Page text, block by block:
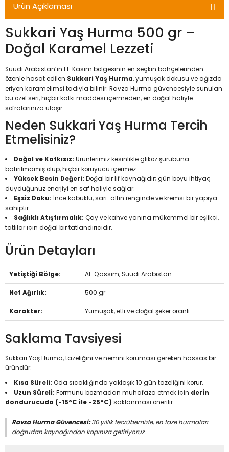
Ürün Açıklaması
Sukkari Yaş Hurma 500 gr –
Doğal Karamel Lezzeti
Suudi Arabistan’ın El-Kasım bölgesinin en seçkin bahçelerinden
özenle hasat edilen Sukkari Yaş Hurma, yumuşak dokusu ve ağızda
eriyen karamelimsi tadıyla bilinir. Ravza Hurma güvencesiyle sunulan
bu özel seri, hiçbir katkı maddesi içermeden, en doğal haliyle
sofralarınıza ulaşır.
Neden Sukkari Yaş Hurma Tercih
Etmelisiniz?
Doğal ve Katkısız: Ürünlerimiz kesinlikle glikoz şurubuna
batırılmamış olup, hiçbir koruyucu içermez.
Yüksek Besin Değeri: Doğal bir lif kaynağıdır; gün boyu ihtiyaç
duyduğunuz enerjiyi en saf haliyle sağlar.
Eşsiz Doku: İnce kabuklu, sarı-altın renginde ve kremsi bir yapıya
sahiptir.
Sağlıklı Atıştırmalık: Çay ve kahve yanına mükemmel bir eşlikçi,
tatlılar için doğal bir tatlandırıcıdır.
Ürün Detayları
Yetiştiği Bölge: Al-Qassım, Suudi Arabistan
Net Ağırlık: 500 gr
Karakter: Yumuşak, etli ve doğal şeker oranlı
Saklama Tavsiyesi
Sukkari Yaş Hurma, tazeliğini ve nemini koruması gereken hassas bir
üründür:
Kısa Süreli: Oda sıcaklığında yaklaşık 10 gün tazeliğini korur.
Uzun Süreli: Formunu bozmadan muhafaza etmek için derin
dondurucuda (-15°C ile -25°C) saklanması önerilir.
Ravza Hurma Güvencesi:30 yıllık tecrübemizle, en taze hurmaları
doğrudan kaynağından kapınıza getiriyoruz.